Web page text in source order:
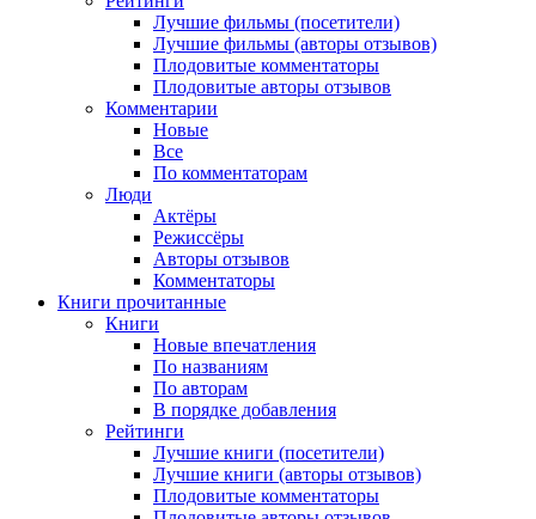
Лучшие фильмы (посетители)
Лучшие фильмы (авторы отзывов)
Плодовитые комментаторы
Плодовитые авторы отзывов
Комментарии
Новые
Все
По комментаторам
Люди
Актёры
Режиссёры
Авторы отзывов
Комментаторы
Книги прочитанные
Книги
Новые впечатления
По названиям
По авторам
В порядке добавления
Рейтинги
Лучшие книги (посетители)
Лучшие книги (авторы отзывов)
Плодовитые комментаторы